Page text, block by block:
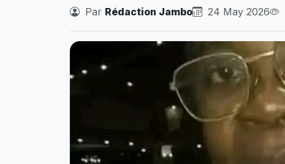
Par Rédaction Jambo 24 May 2026